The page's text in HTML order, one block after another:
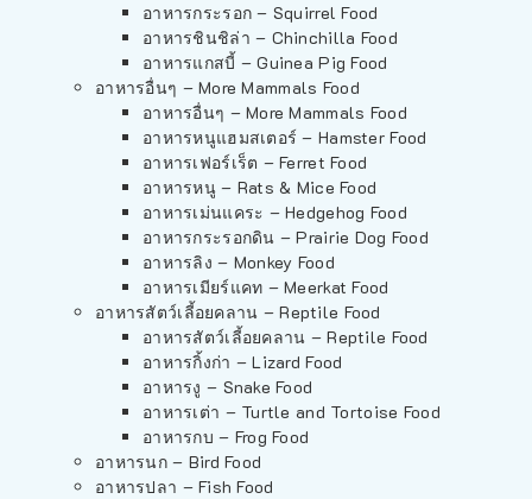
อาหารกระรอก – Squirrel Food
อาหารชินชิล่า – Chinchilla Food
อาหารแกสบี้ – Guinea Pig Food
อาหารอื่นๆ – More Mammals Food
อาหารอื่นๆ – More Mammals Food
อาหารหนูแฮมสเตอร์ – Hamster Food
อาหารเฟอร์เร็ต – Ferret Food
อาหารหนู – Rats & Mice Food
อาหารเม่นแคระ – Hedgehog Food
อาหารกระรอกดิน – Prairie Dog Food
อาหารลิง – Monkey Food
อาหารเมียร์แคท – Meerkat Food
อาหารสัตว์เลี้อยคลาน – Reptile Food
อาหารสัตว์เลี้อยคลาน – Reptile Food
อาหารกิ้งก่า – Lizard Food
อาหารงู – Snake Food
อาหารเต่า – Turtle and Tortoise Food
อาหารกบ – Frog Food
อาหารนก – Bird Food
อาหารปลา – Fish Food